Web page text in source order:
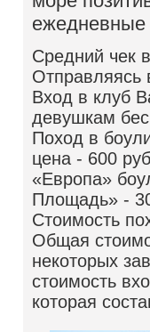
ежедневные
Средний чек
Отправляясь
Вход в клуб
девушкам
Поход в
цена - 600
«Европа»
Площадь» -
Стоимость
Общая
некоторых
стоимость
которая